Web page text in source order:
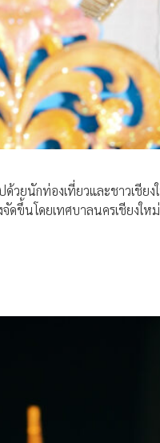
วยนักท่องเที่ยวและชาวเชีย
ดขึ้นโดยเทศบาลนครเชียงใหม่